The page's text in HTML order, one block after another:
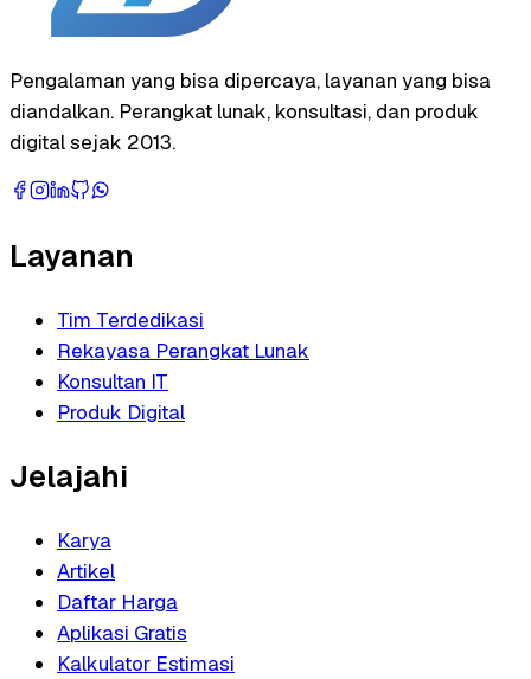
Pengalaman yang bisa dipercaya, layanan yang bisa
diandalkan. Perangkat lunak, konsultasi, dan produk
digital sejak 2013.
Layanan
Tim Terdedikasi
Rekayasa Perangkat Lunak
Konsultan IT
Produk Digital
Jelajahi
Karya
Artikel
Daftar Harga
Aplikasi Gratis
Kalkulator Estimasi